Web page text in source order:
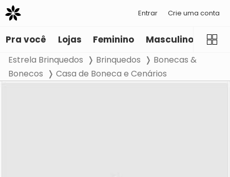
Entrar Crie uma conta
Pra você Lojas Feminino Masculino
Estrela Brinquedos Brinquedos
Bonecas &
Bonecos
Casa de Boneca e Cenários